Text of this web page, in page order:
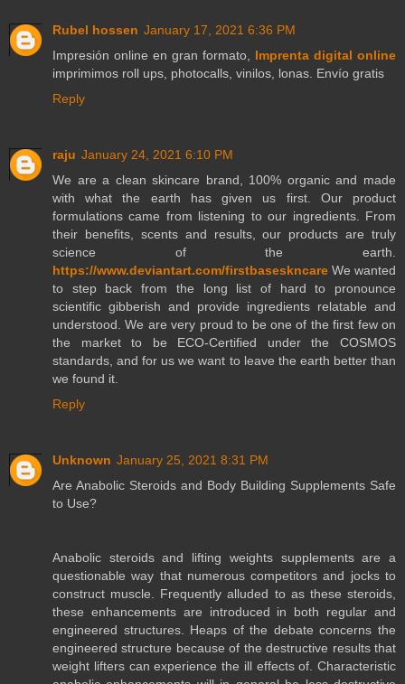
Rubel hossen January 17, 2021 6:36 PM
Impresión online en gran formato, Imprenta digital online
imprimimos roll ups, photocalls, vinilos, lonas. Envío gratis
Reply
raju January 24, 2021 6:10 PM
We are a clean skincare brand, 100% organic and made
with what the earth has given us first. Our product
formulations came from listening to our ingredients. From
their benefits, scents and results, our products are truly
science of the earth.
https://www.deviantart.com/firstbaseskncare We wanted
to step back from the long list of hard to pronounce
scientific gibberish and provide ingredients relatable and
understood. We are very proud to be one of the first few on
the market to be ECO-Certified under the COSMOS
standards, and for us we want to leave the earth better than
we found it.
Reply
Unknown January 25, 2021 8:31 PM
Are Anabolic Steroids and Body Building Supplements Safe
to Use?
Anabolic steroids and lifting weights supplements are a
questionable way that numerous competitors and jocks to
construct muscle. Frequently alluded to as these steroids,
these enhancements are introduced in both regular and
engineered structures. Heaps of the debate concerns the
engineered structure because of the destructive results that
weight lifters can experience the ill effects of. Characteristic